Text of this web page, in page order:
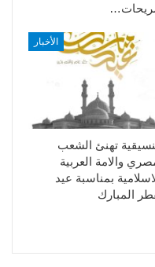
الأخبار
تهنئ الشعب
والامة العربية
بمناسبة عيد
المبارك